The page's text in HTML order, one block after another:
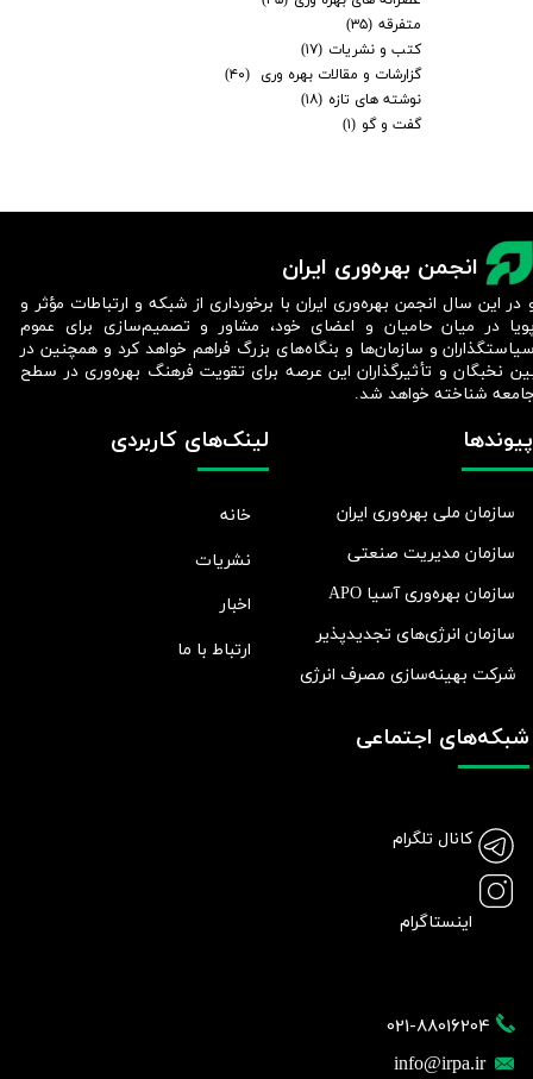
متفرقه (۳۵)
کتب و نشریات (۱۷)
گزارشات و مقالات بهره وری
(۴۰)
نوشته های تازه (۱۸)
گفت و گو (۱)
انجمن بهره‌وری ایران
021-88016204
info@irpa.ir
لینک‌های کاربردی
خانه
نشریات
اخبار
ارتباط با ما
پیوندها
سازمان ملی بهره‌وری ایران
سازمان مدیریت صنعتی
سازمان بهره‌وری آسیا APO
سازمان انرژی‌های تجدیدپذیر
شرکت بهينه‌سازی مصرف انرژی
شبکه‌های اجتماعی
کانال تلگرام
اینستاگرام
در این سال انجمن بهره‌وری ایران با برخورداری از شبکه و ارتباطات مؤثر و
در میان حامیان و اعضای خود، مشاور و تصمیم‌سازی برای عموم
و سازمان‌ها و بنگاه‌های بزرگ فراهم خواهد کرد و همچنین در
نخبگان و تأثیرگذاران این عرصه برای تقویت فرهنگ بهره‌وری در سطح
شناخته خواهد شد.​​​​​​​